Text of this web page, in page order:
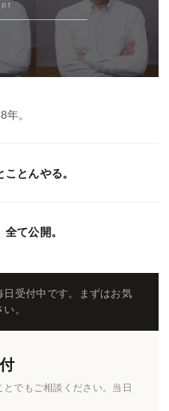
。
ことんやる。
全て公開。
日受付中です。まずはお気
。
でもご相談ください。当日